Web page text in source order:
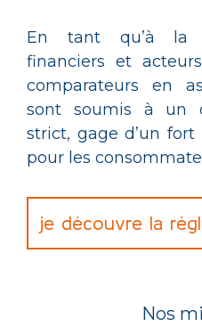
En tant qu’à la
financiers et
comparateurs en
sont soumis à un
strict, gage d’un
pour les
je découvre la
Nos